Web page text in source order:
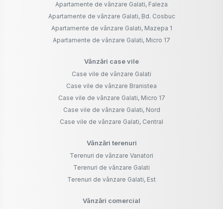
Apartamente de vânzare Galati, Faleza
Apartamente de vânzare Galati, Bd. Cosbuc
Apartamente de vânzare Galati, Mazepa 1
Apartamente de vânzare Galati, Micro 17
Vânzări case vile
Case vile de vânzare Galati
Case vile de vânzare Branistea
Case vile de vânzare Galati, Micro 17
Case vile de vânzare Galati, Nord
Case vile de vânzare Galati, Central
Vânzări terenuri
Terenuri de vânzare Vanatori
Terenuri de vânzare Galati
Terenuri de vânzare Galati, Est
Vânzări comercial